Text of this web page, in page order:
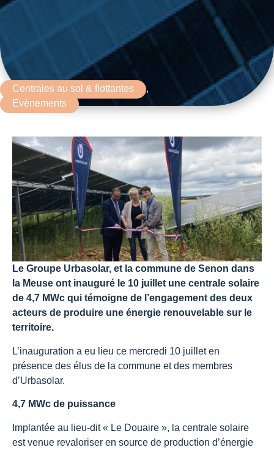
Centrales au sol & flottantes
,
Evènements
Le Groupe Urbasolar, et la commune de Senon dans
la Meuse ont inauguré le 10 juillet une centrale solaire
de 4,7 MWc qui témoigne de l’engagement des deux
acteurs de produire une énergie renouvelable sur le
territoire.
L’inauguration a eu lieu ce mercredi 10 juillet en
présence des élus de la commune et des membres
d’Urbasolar.
4,7 MWc de puissance
Implantée au lieu-dit « Le Douaire », la centrale solaire
est venue revaloriser en source de production d’énergie